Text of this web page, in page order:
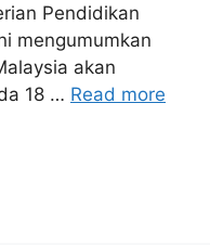
Pendidikan
mengumumkan
akan
18 … Read more